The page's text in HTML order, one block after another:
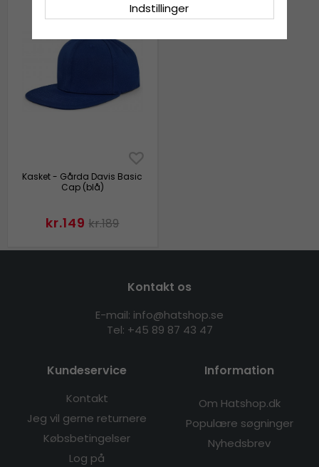
Kasket - Gårda Davis Basic
Cap (blå)
kr.149 kr.189
Kontakt os
E-mail: info@hatshop.se
Tel: +45 89 87 43 47
Kundeservice
Kontakt
Jeg vil gerne returnere
Købsbetingelser
Log på
Information
Om Hatshop.dk
Populære søgninger
Nyhedsbrev
Indstillinger